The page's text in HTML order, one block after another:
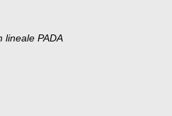
lineale PADA